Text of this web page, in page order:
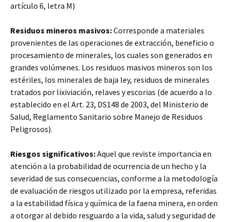
artículo 6, letra M)
Residuos mineros masivos:Corresponde a materiales
provenientes de las operaciones de extracción, beneficio o
procesamiento de minerales, los cuales son generados en
grandes volúmenes. Los residuos masivos mineros son los
estériles, los minerales de baja ley, residuos de minerales
tratados por lixiviación, relaves y escorias (de acuerdo a lo
establecido en el Art. 23, DS148 de 2003, del Ministerio de
Salud, Reglamento Sanitario sobre Manejo de Residuos
Peligrosos).
Riesgos significativos:Aquel que reviste importancia en
atención a la probabilidad de ocurrencia de un hecho y la
severidad de sus consecuencias, conforme a la metodología
de evaluación de riesgos utilizado por la empresa, referidas
a la estabilidad física y química de la faena minera, en orden
a otorgar al debido resguardo a la vida, salud y seguridad de